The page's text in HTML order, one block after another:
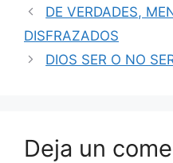
DE VERDADES,
DISFRAZADOS
DIOS SER O NO
Deja un